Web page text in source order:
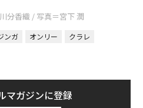
分香織 / 写真＝宮下 潤
ンガ オンリー
クラレ
マガジンに登録